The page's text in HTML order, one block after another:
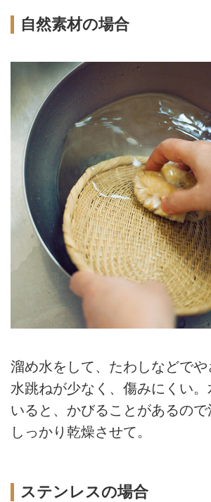
自然素材の場合
溜め水をして、たわしなどでや
水跳ねが少なく、傷みにくい
いると、かびることがあるの
しっかり乾燥させて。
ステンレスの場合